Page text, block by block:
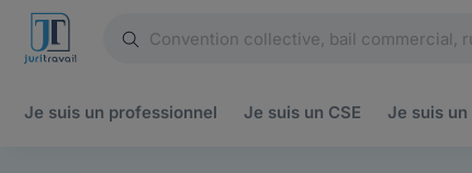
Je suis un professionnel Je suis un CSE Je suis un